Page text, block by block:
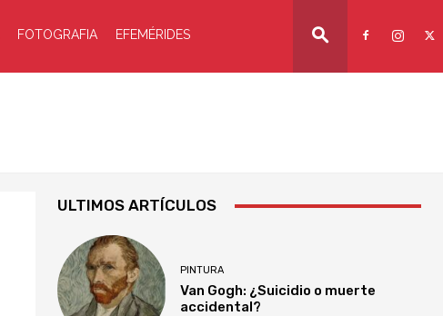
FOTOGRAFIA EFEMÉRIDES
ULTIMOS ARTÍCULOS
PINTURA
Van Gogh: ¿Suicidio o muerte
accidental?